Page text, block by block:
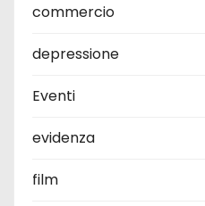
commercio
depressione
Eventi
evidenza
film